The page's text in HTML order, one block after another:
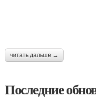
читать дальше →
Последние